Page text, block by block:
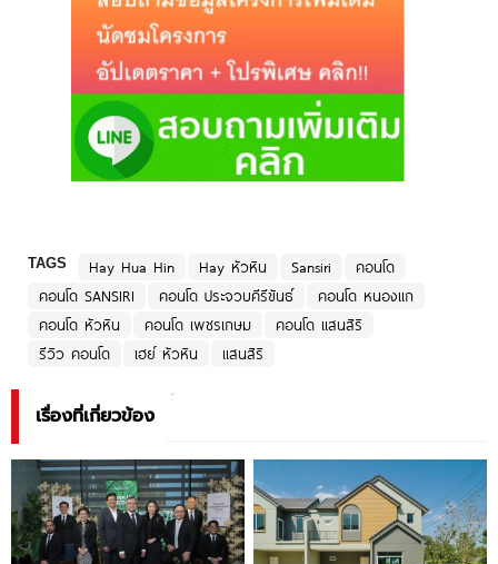
TAGS Hay Hua Hin Hay หัวหิน Sansiri
คอนโด
คอนโด SANSIRI
คอนโด ประจวบคีรีขันธ์
คอนโด หนองแก
คอนโด หัวหิน
คอนโด เพชรเกษม
คอนโด แสนสิริ
รีวิว คอนโด
เฮย์ หัวหิน แสนสิริ
เรื่องที่เกี่ยวข้อง